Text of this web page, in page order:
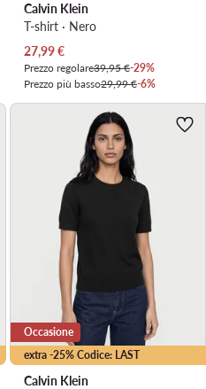
Calvin Klein
T-shirt · Nero
Prezzo attuale
27,99€
Prezzo regolare39,95 €-29%
Prezzo più basso29,99 €-6%
extra -25% Codice: LAST
Occasione
Calvin Klein